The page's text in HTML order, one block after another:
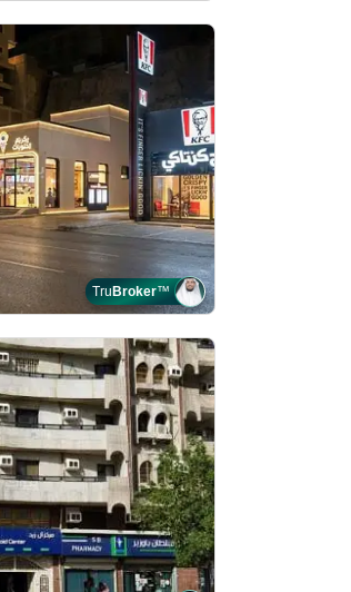
TruBroker™